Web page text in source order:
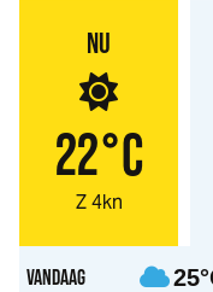
NU
22°C
Z 4kn
VANDAAG